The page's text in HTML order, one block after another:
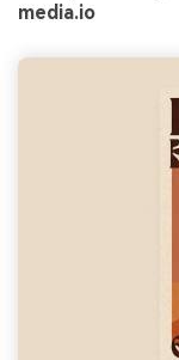
media.io